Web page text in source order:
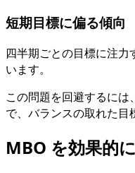
短期目標に偏る傾向
四半期ごとの目標に注
います。
この問題を回避するに
で、バランスの取れた目
MBO を効果的